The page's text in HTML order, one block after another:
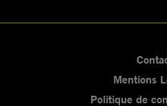
Mentions
Politique de